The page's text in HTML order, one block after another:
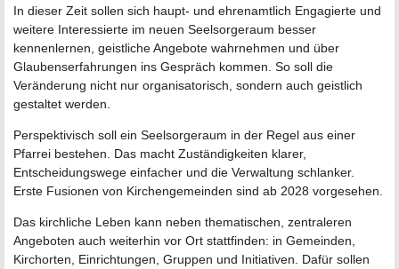
In dieser Zeit sollen sich haupt- und ehrenamtlich Engagierte und
weitere Interessierte im neuen Seelsorgeraum besser
kennenlernen, geistliche Angebote wahrnehmen und über
Glaubenserfahrungen ins Gespräch kommen. So soll die
Veränderung nicht nur organisatorisch, sondern auch geistlich
gestaltet werden.
Perspektivisch soll ein Seelsorgeraum in der Regel aus einer
Pfarrei bestehen. Das macht Zuständigkeiten klarer,
Entscheidungswege einfacher und die Verwaltung schlanker.
Erste Fusionen von Kirchengemeinden sind ab 2028 vorgesehen.
Das kirchliche Leben kann neben thematischen, zentraleren
Angeboten auch weiterhin vor Ort stattfinden: in Gemeinden,
Kirchorten, Einrichtungen, Gruppen und Initiativen. Dafür sollen